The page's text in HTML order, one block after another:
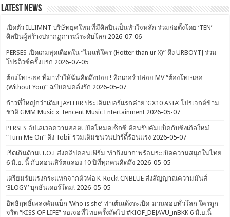
Latest News
เปิดตัว ILLIMNT บริษัทยุคใหม่ที่มีศิลปินเป็นหัวใจหลัก ร่วมก่อตั้งโดย ‘TEN’
ศิลปินผู้สร้างปรากฏการณ์ระดับโลก 2026-07-06
PERSES เปิดเกมสุดเดือดใน “ไม่แพ้ใคร (Hotter than ur X)” ดึง URBOYTJ ร่วม
โปรดิวซ์ครั้งแรก 2026-07-05
ต้องโทษเธอ ที่มาทำให้ฉันคิดถึงบ่อย ! ทิกเกอร์ ปล่อย MV “ต้องโทษเธอ
(Without You)” ฉบับคนคลั่งรัก 2026-05-07
ก้าวที่ใหญ่กว่าเดิม! JAYLERR ประเดิมเบอร์แรกค่าย ‘GX10 ASIA’ โปรเจกต์ข้าม
ชาติ GMM Music x Tencent Music Entertainment 2026-05-07
PERSES อัปเลเวลความฮอต! เปิดโหมดเซ็กซี่ ต้อนรับคัมแบ็คกับซิงเกิลใหม่
“Turn Me On” ดึง Tobii ร่วมเติมชนวนปาร์ตี้ร้อนแรง 2026-05-07
เริ่ดเกินต้าน! I.O.I ส่งคลิปคอนเฟิร์ม ‘ทำถึงมาก’ พร้อมระเบิดความสนุกในไทย
6 มิ.ย. นี้ กับคอนเสิร์ตฉลอง 10 ปีที่ทุกคนคิดถึง 2026-05-05
เตรียมรับแรงกระแทกจากตัวพ่อ K-Rock! CNBLUE ส่งสัญญาณความมันส์
‘3LOGY’ บุกธันเดอร์โดม! 2026-05-05
อิทธิฤทธิ์เพลงคัมแบ็ก ‘Who is she’ ท่าเต้นเด้งระเบิด-ม่วนจอยทั่วโลก ใครถูก
จริต “KISS OF LIFE” รอเจอที่ไทยครั้งถัดไป #KIOF_DEJAVU_inBKK 6 มิ.ย.นี้